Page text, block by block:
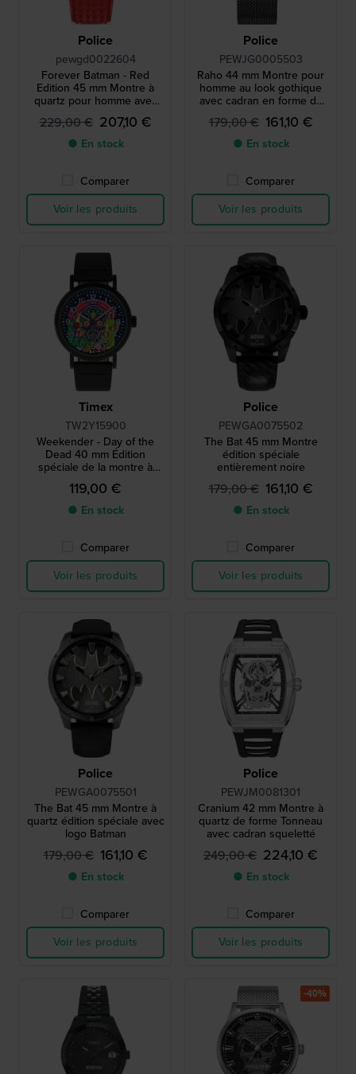
Police
pewgd0022604
Forever Batman - Red
Edition 45 mm Montre à
quartz pour homme avec
rétroéclairage rouge
229,00 € 207,10 €
● En stock
Comparer
Voir les produits
Police
PEWJG0005503
Raho 44 mm Montre pour
homme au look gothique
avec cadran en forme de
crâne gaufré
179,00 € 161,10 €
● En stock
Comparer
Voir les produits
Timex
TW2Y15900
Weekender - Day of the
Dead 40 mm Édition
spéciale de la montre à
quartz avec cadran "Día De
Los Muertos
119,00 €
● En stock
Comparer
Voir les produits
Police
PEWGA0075502
The Bat 45 mm Montre
édition spéciale
entièrement noire
179,00 € 161,10 €
● En stock
Comparer
Voir les produits
Police
PEWGA0075501
The Bat 45 mm Montre à
quartz édition spéciale avec
logo Batman
179,00 € 161,10 €
● En stock
Comparer
Voir les produits
Police
PEWJM0081301
Cranium 42 mm Montre à
quartz de forme Tonneau
avec cadran squeletté
249,00 € 224,10 €
● En stock
Comparer
Voir les produits
-40%